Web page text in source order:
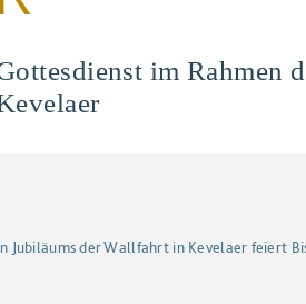
im Rahmen
Jubiläums der Wallfahrt in Kevelaer feiert